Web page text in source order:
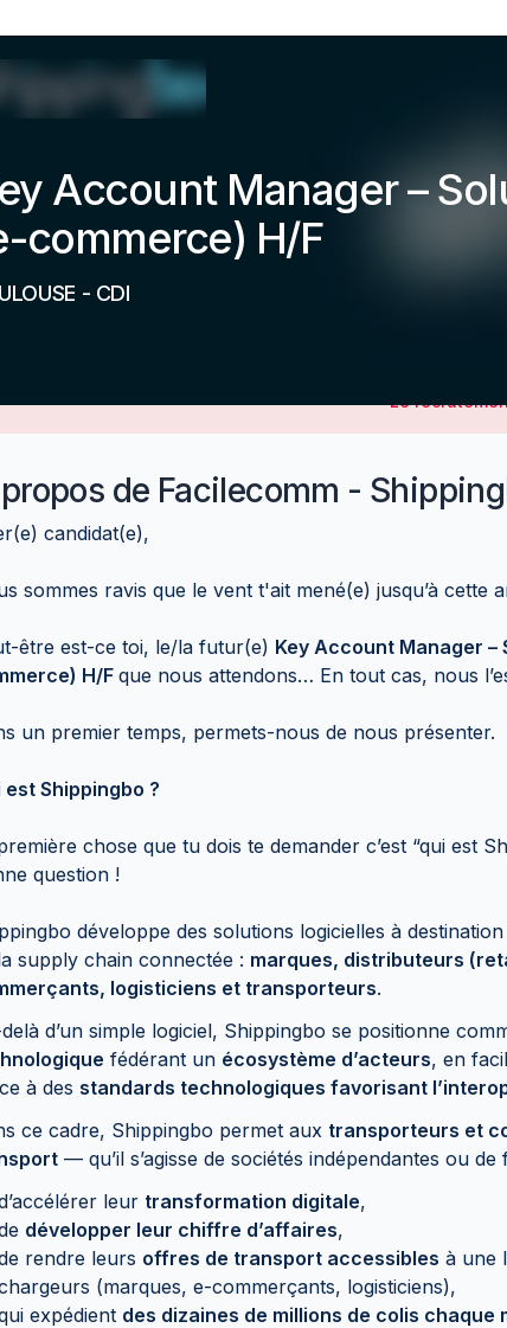
Account Manager –
commerce) H/F
- CDI
Le
de Facilecomm -
candidat(e),
sommes ravis que le vent t'ait mené(e) jusqu’à cette
être est-ce toi, le/la futur(e) Key Account Manager
H/F que nous attendons… En tout cas, nous
un premier temps, permets-nous de nous présenter.
est Shippingbo ?
chose que tu dois te demander c’est “qui est
question !
développe des solutions logicielles à
supply chain connectée : marques, distributeurs
logisticiens et transporteurs.
d’un simple logiciel, Shippingbo se positionne
fédérant un écosystème d’acteurs, en
à des standards technologiques favorisant
ce cadre, Shippingbo permet aux transporteurs et
— qu’il s’agisse de sociétés indépendantes ou
leur transformation digitale,
développer leur chiffre d’affaires,
rendre leurs offres de transport accessibles à une
(marques, e-commerçants, logisticiens),
expédient des dizaines de millions de colis chaque